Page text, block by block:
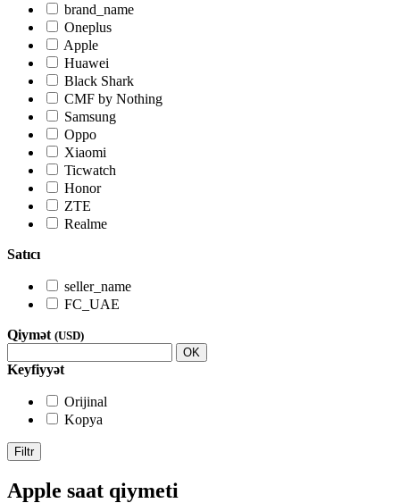
brand_name
Oneplus
Apple
Huawei
Black Shark
CMF by Nothing
Samsung
Oppo
Xiaomi
Ticwatch
Honor
ZTE
Realme
Satıcı
seller_name
FC_UAE
Qiymət (USD)
OK
Keyfiyyət
Orijinal
Kopya
Filtr
Apple saat qiymeti